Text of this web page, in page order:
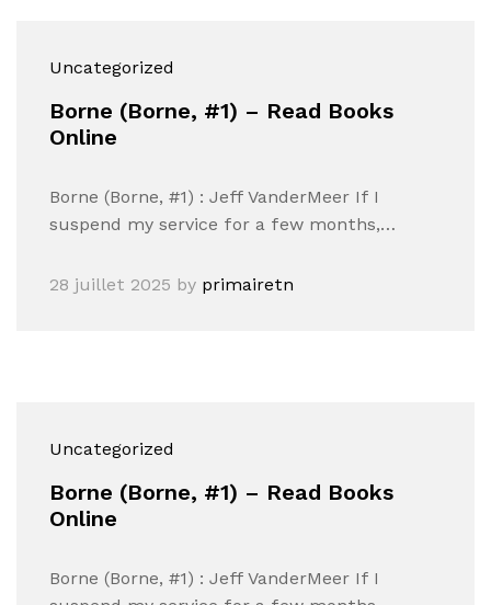
Uncategorized
Borne (Borne, #1) – Read Books
Online
Borne (Borne, #1) : Jeff VanderMeer If I
suspend my service for a few months,…
28 juillet 2025 by primairetn
Uncategorized
Borne (Borne, #1) – Read Books
Online
Borne (Borne, #1) : Jeff VanderMeer If I